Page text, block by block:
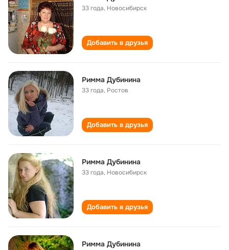
33 года, Новосибирск
Добавить в друзья
Римма Дубинина
33 года, Ростов
Добавить в друзья
Римма Дубинина
33 года, Новосибирск
Добавить в друзья
Римма Дубинина